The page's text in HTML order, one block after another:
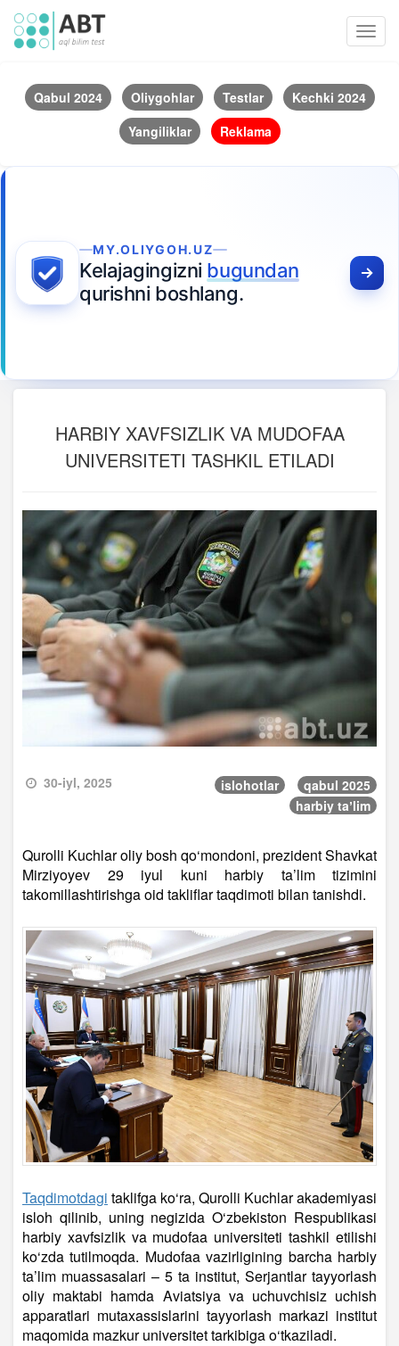
Qabul 2024 Oliygohlar Testlar
Kechki 2024
Yangiliklar
Reklama
MY.OLIYGOH.UZ
Kelajagingizni bugundan
qurishni boshlang.
HARBIY XAVFSIZLIK VA MUDOFAA
UNIVERSITETI TASHKIL ETILADI
30-iyl, 2025 islohotlar
qabul 2025
harbiy taʼlim
Qurolli Kuchlar oliy bosh qo‘mondoni, prezident Shavkat
Mirziyoyev 29 iyul kuni harbiy ta’lim tizimini
takomillashtirishga oid takliflar taqdimoti bilan tanishdi.
Taqdimotdagi taklifga ko‘ra, Qurolli Kuchlar akademiyasi
isloh qilinib, uning negizida O‘zbekiston Respublikasi
harbiy xavfsizlik va mudofaa universiteti tashkil etilishi
ko‘zda tutilmoqda. Mudofaa vazirligining barcha harbiy
ta’lim muassasalari – 5 ta institut, Serjantlar tayyorlash
oliy maktabi hamda Aviatsiya va uchuvchisiz uchish
apparatlari mutaxassislarini tayyorlash markazi institut
maqomida mazkur universitet tarkibiga o‘tkaziladi.